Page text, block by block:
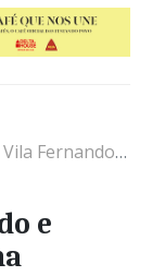
no fim de semana
e